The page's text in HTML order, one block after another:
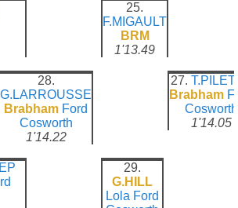
25.
F.MIGAULT
BRM
1'13.49
28.
G.LARROUSSE
Brabham Ford
Cosworth
1'14.22
27.
Brabham
Cosworth
1'14.05
29.
G.HILL
Lola Ford